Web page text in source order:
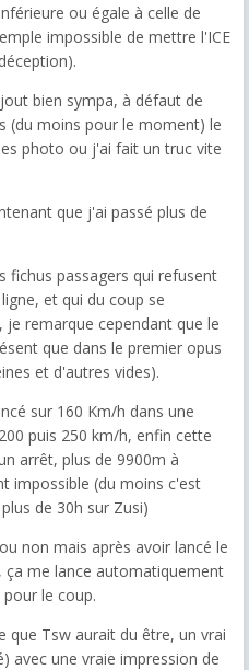
ou égale à celle de
impossible de mettre l'ICE
bien sympa, à défaut de
(du moins pour le moment) le
photo ou j'ai fait un truc vite
que j'ai passé plus de
passagers qui refusent
et qui du coup se
remarque cependant que le
que dans le premier opus
et d'autres vides).
sur 160 Km/h dans une
puis 250 km/h, enfin cette
arrêt, plus de 9900m à
impossible (du moins c'est
de 30h sur Zusi)
non mais après avoir lancé le
ça me lance automatiquement
le coup.
que Tsw aurait du être, un vrai
avec une vraie impression de